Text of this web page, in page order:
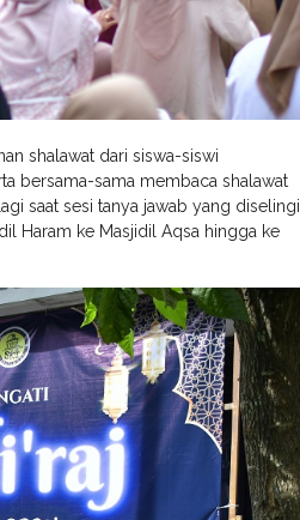
shalawat dari siswa-siswi
bersama-sama membaca shalawat
saat sesi tanya jawab yang diselingi
Haram ke Masjidil Aqsa hingga ke